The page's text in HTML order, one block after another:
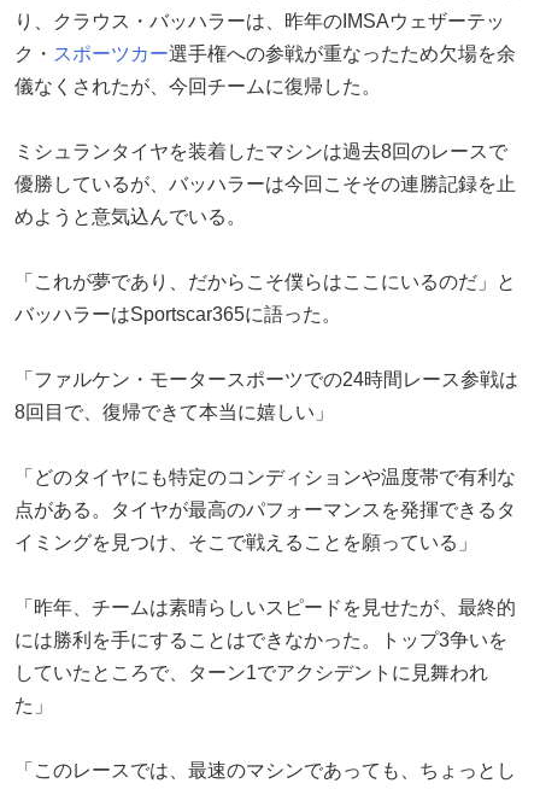
り、クラウス・バッハラーは、昨年のIMSAウェザーテッ
ク・ スポーツカー選手権への参戦が重なったため欠場を余
儀なくされたが、今回チームに復帰した。
ミシュランタイヤを装着したマシンは過去8回のレースで
優勝しているが、バッハラーは今回こそその連勝記録を止
めようと意気込んでいる。
「これが夢であり、だからこそ僕らはここにいるのだ」と
バッハラーはSportscar365に語った。
「ファルケン・モータースポーツでの24時間レース参戦は
8回目で、復帰できて本当に嬉しい」
「どのタイヤにも特定のコンディションや温度帯で有利な
点がある。タイヤが最高のパフォーマンスを発揮できるタ
イミングを見つけ、そこで戦えることを願っている」
「昨年、チームは素晴らしいスピードを見せたが、最終的
には勝利を手にすることはできなかった。トップ3争いを
していたところで、ターン1でアクシデントに見舞われ
た」
「このレースでは、最速のマシンであっても、ちょっとし